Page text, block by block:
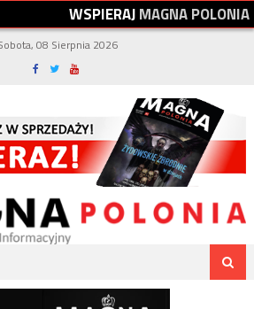
WSPIERAJMAGNAPOLONIA
08 Sierpnia 2026